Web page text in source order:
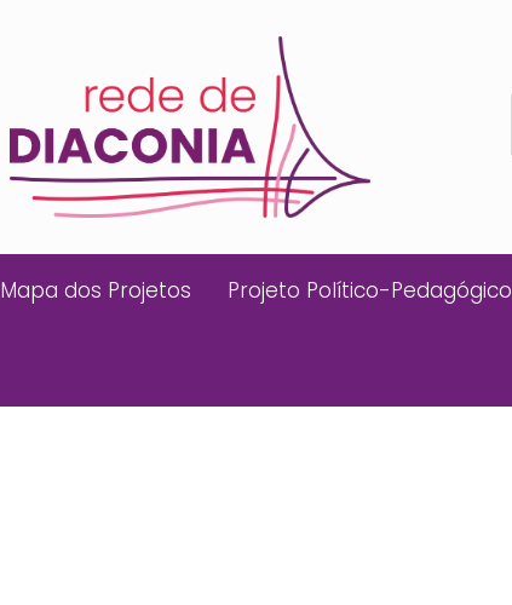
Mapa dos Projetos Projeto Político-Pedagógico